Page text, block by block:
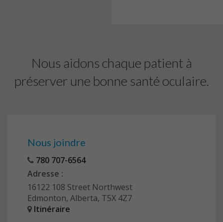
Nous aidons chaque patient à
préserver une bonne santé oculaire.
Nous joindre
780 707-6564
Adresse :
16122 108 Street Northwest
Edmonton, Alberta, T5X 4Z7
Itinéraire